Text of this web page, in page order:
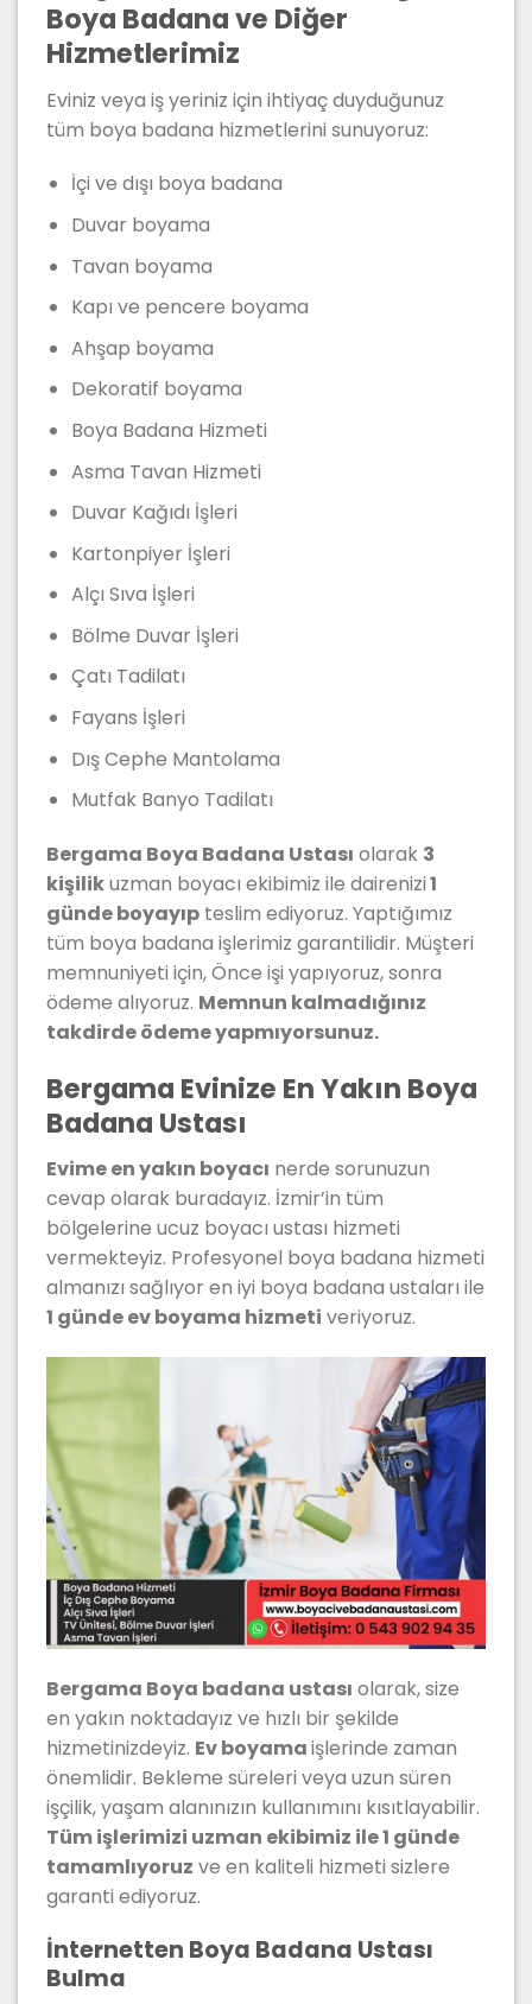
Boya Badana ve Diğer
Hizmetlerimiz
Eviniz veya iş yeriniz için ihtiyaç duyduğunuz
tüm boya badana hizmetlerini sunuyoruz:
İçi ve dışı boya badana
Duvar boyama
Tavan boyama
Kapı ve pencere boyama
Ahşap boyama
Dekoratif boyama
Boya Badana Hizmeti
Asma Tavan Hizmeti
Duvar Kağıdı İşleri
Kartonpiyer İşleri
Alçı Sıva İşleri
Bölme Duvar İşleri
Çatı Tadilatı
Fayans İşleri
Dış Cephe Mantolama
Mutfak Banyo Tadilatı
Bergama Boya Badana Ustası olarak 3
kişilikuzman boyacı ekibimiz ile dairenizi1
günde boyayıp teslim ediyoruz. Yaptığımız
tüm boya badana işlerimiz garantilidir. Müşteri
memnuniyeti için, Önce işi yapıyoruz, sonra
ödeme alıyoruz. Memnun kalmadığınız
takdirde ödeme yapmıyorsunuz.
Bergama Evinize En Yakın Boya
Badana Ustası
Evime en yakın boyacı nerde sorunuzun
cevap olarak buradayız. İzmir’in tüm
bölgelerine ucuz boyacı ustası hizmeti
vermekteyiz. Profesyonel boya badana hizmeti
almanızı sağlıyor en iyi boya badana ustaları ile
1 günde ev boyama hizmeti veriyoruz.
Bergama Boya badana ustası olarak, size
en yakın noktadayız ve hızlı bir şekilde
hizmetinizdeyiz. Ev boyamaişlerinde zaman
önemlidir. Bekleme süreleri veya uzun süren
işçilik, yaşam alanınızın kullanımını kısıtlayabilir.
Tüm işlerimizi uzman ekibimiz ile 1 günde
tamamlıyoruz ve en kaliteli hizmeti sizlere
garanti ediyoruz.
İnternetten Boya Badana Ustası
Bulma